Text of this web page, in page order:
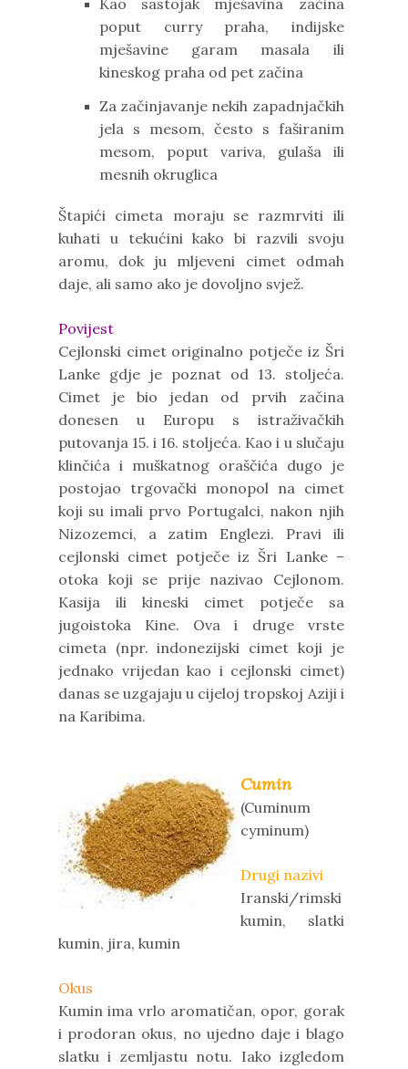
Kao sastojak mješavina začina
poput curry praha, indijske
mješavine garam masala ili
kineskog praha od pet začina
Za začinjavanje nekih zapadnjačkih
jela s mesom, često s faširanim
mesom, poput variva, gulaša ili
mesnih okruglica
Štapići cimeta moraju se razmrviti ili
kuhati u tekućini kako bi razvili svoju
aromu, dok ju mljeveni cimet odmah
daje, ali samo ako je dovoljno svjež.
Povijest
Cejlonski cimet originalno potječe iz Šri
Lanke gdje je poznat od 13. stoljeća.
Cimet je bio jedan od prvih začina
donesen u Europu s istraživačkih
putovanja 15. i 16. stoljeća. Kao i u slučaju
klinčića i muškatnog oraščića dugo je
postojao trgovački monopol na cimet
koji su imali prvo Portugalci, nakon njih
Nizozemci, a zatim Englezi. Pravi ili
cejlonski cimet potječe iz Šri Lanke –
otoka koji se prije nazivao Cejlonom.
Kasija ili kineski cimet potječe sa
jugoistoka Kine. Ova i druge vrste
cimeta (npr. indonezijski cimet koji je
jednako vrijedan kao i cejlonski cimet)
danas se uzgajaju u cijeloj tropskoj Aziji i
na Karibima.
Cumin
(Cuminum
cyminum)
Drugi nazivi
Iranski/rimski
kumin, slatki
kumin, jira, kumin
Okus
Kumin ima vrlo aromatičan, opor, gorak
i prodoran okus, no ujedno daje i blago
slatku i zemljastu notu. Iako izgledom